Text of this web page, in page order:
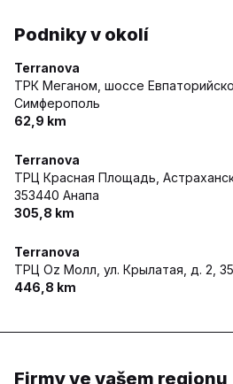
Podniky v okolí
Terranova
ТРК Меганом, шоссе
Симферополь
62,9 km
Terranova
ТРЦ Красная Площадь,
353440 Анапа
305,8 km
Terranova
ТРЦ Оz Молл, ул. Крылатая, д. 2,
446,8 km
Firmy ve vašem regionu